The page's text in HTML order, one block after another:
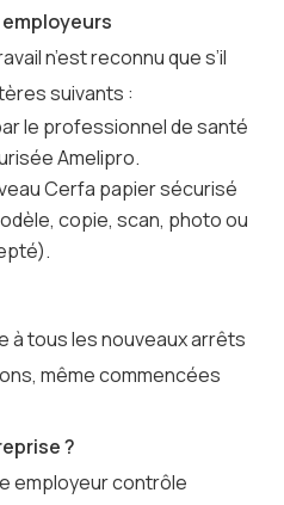
n’est reconnu que s’il
suivants :
le professionnel de santé
Amelipro.
Cerfa papier sécurisé
copie, scan, photo ou
à tous les nouveaux arrêts
même commencées
?
employeur contrôle